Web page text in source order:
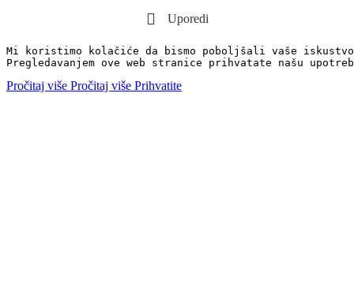
Uporedi
Mi koristimo kolačiće da bismo poboljšali vaše
Pregledavanjem ove web stranice prihvatate našu
Pročitaj više Pročitaj više Prihvatite